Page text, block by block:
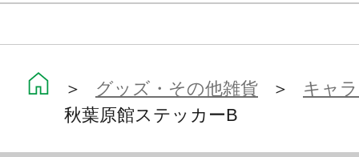
＞ グッズ・その他雑貨 ＞ キャ
秋葉原館ステッカーB